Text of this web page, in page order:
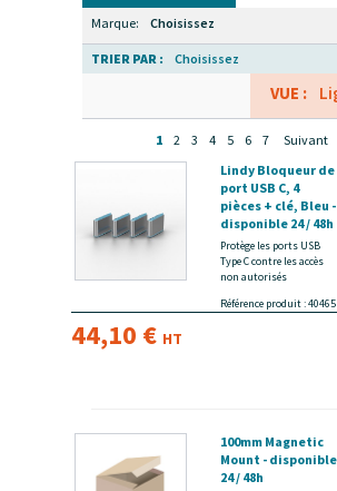
Marque: Choisissez
TRIER PAR : Choisissez
VUE :
1 2 3 4 5 6 7
Suivant
Lindy Bloqueur de
port USB C, 4
pièces + clé, Bleu -
disponible 24 / 48h
Protège les ports USB
Type C contre les accès
non autorisés
Référence produit : 40465
44,10 € HT
100mm Magnetic
Mount - disponible
24 / 48h